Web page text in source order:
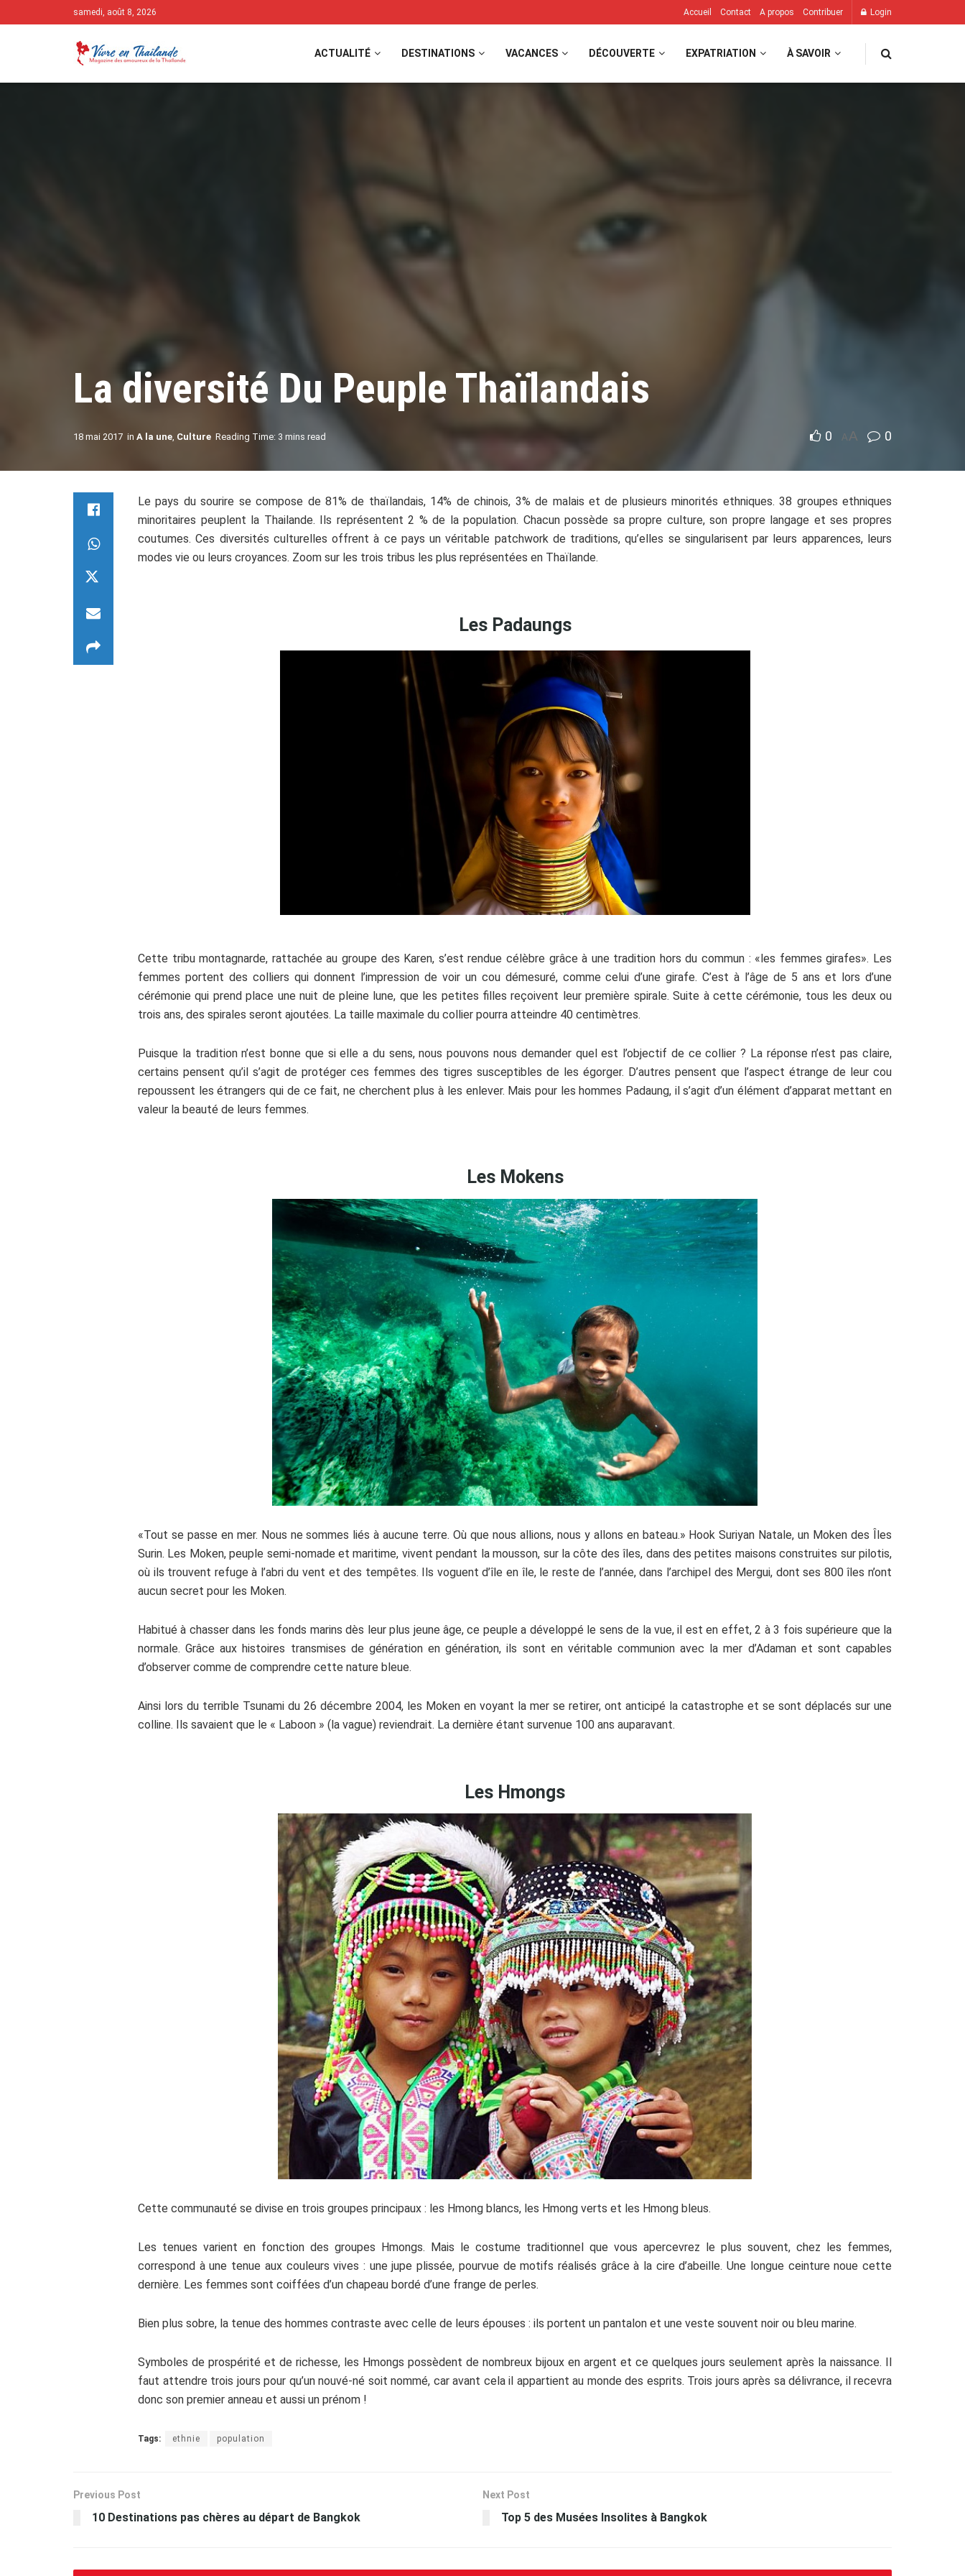
samedi, août 8, 2026 Accueil Contact A propos Contribuer Login
ACTUALITÉ DESTINATIONS VACANCES DÉCOUVERTE EXPATRIATION À SAVOIR
La diversité Du Peuple Thaïlandais
18 mai 2017 in A la une, Culture Reading Time: 3 mins read 0 A A 0
Le pays du sourire se compose de 81% de thaïlandais, 14% de chinois, 3% de malais et de plusieurs minorités ethniques. 38 groupes ethniques
minoritaires peuplent la Thailande. Ils représentent 2 % de la population. Chacun possède sa propre culture, son propre langage et ses propres
coutumes. Ces diversités culturelles offrent à ce pays un véritable patchwork de traditions, qu’elles se singularisent par leurs apparences, leurs
modes vie ou leurs croyances. Zoom sur les trois tribus les plus représentées en Thaïlande.
Les Padaungs
Cette tribu montagnarde, rattachée au groupe des Karen, s’est rendue célèbre grâce à une tradition hors du commun : «les femmes girafes». Les
femmes portent des colliers qui donnent l’impression de voir un cou démesuré, comme celui d’une girafe. C’est à l’âge de 5 ans et lors d’une
cérémonie qui prend place une nuit de pleine lune, que les petites filles reçoivent leur première spirale. Suite à cette cérémonie, tous les deux ou
trois ans, des spirales seront ajoutées. La taille maximale du collier pourra atteindre 40 centimètres.
Puisque la tradition n’est bonne que si elle a du sens, nous pouvons nous demander quel est l’objectif de ce collier ? La réponse n’est pas claire,
certains pensent qu’il s’agit de protéger ces femmes des tigres susceptibles de les égorger. D’autres pensent que l’aspect étrange de leur cou
repoussent les étrangers qui de ce fait, ne cherchent plus à les enlever. Mais pour les hommes Padaung, il s’agit d’un élément d’apparat mettant en
valeur la beauté de leurs femmes.
Les Mokens
«Tout se passe en mer. Nous ne sommes liés à aucune terre. Où que nous allions, nous y allons en bateau.» Hook Suriyan Natale, un Moken des Îles
Surin. Les Moken, peuple semi-nomade et maritime, vivent pendant la mousson, sur la côte des îles, dans des petites maisons construites sur pilotis,
où ils trouvent refuge à l’abri du vent et des tempêtes. Ils voguent d’île en île, le reste de l’année, dans l’archipel des Mergui, dont ses 800 îles n’ont
aucun secret pour les Moken.
Habitué à chasser dans les fonds marins dès leur plus jeune âge, ce peuple a développé le sens de la vue, il est en effet, 2 à 3 fois supérieure que la
normale. Grâce aux histoires transmises de génération en génération, ils sont en véritable communion avec la mer d’Adaman et sont capables
d’observer comme de comprendre cette nature bleue.
Ainsi lors du terrible Tsunami du 26 décembre 2004, les Moken en voyant la mer se retirer, ont anticipé la catastrophe et se sont déplacés sur une
colline. Ils savaient que le « Laboon » (la vague) reviendrait. La dernière étant survenue 100 ans auparavant.
Les Hmongs
Cette communauté se divise en trois groupes principaux : les Hmong blancs, les Hmong verts et les Hmong bleus.
Les tenues varient en fonction des groupes Hmongs. Mais le costume traditionnel que vous apercevrez le plus souvent, chez les femmes,
correspond à une tenue aux couleurs vives : une jupe plissée, pourvue de motifs réalisés grâce à la cire d’abeille. Une longue ceinture noue cette
dernière. Les femmes sont coiffées d’un chapeau bordé d’une frange de perles.
Bien plus sobre, la tenue des hommes contraste avec celle de leurs épouses : ils portent un pantalon et une veste souvent noir ou bleu marine.
Symboles de prospérité et de richesse, les Hmongs possèdent de nombreux bijoux en argent et ce quelques jours seulement après la naissance. Il
faut attendre trois jours pour qu’un nouvé-né soit nommé, car avant cela il appartient au monde des esprits. Trois jours après sa délivrance, il recevra
donc son premier anneau et aussi un prénom !
Tags: ethnie population
Previous Post
10 Destinations pas chères au départ de Bangkok
Next Post
Top 5 des Musées Insolites à Bangkok